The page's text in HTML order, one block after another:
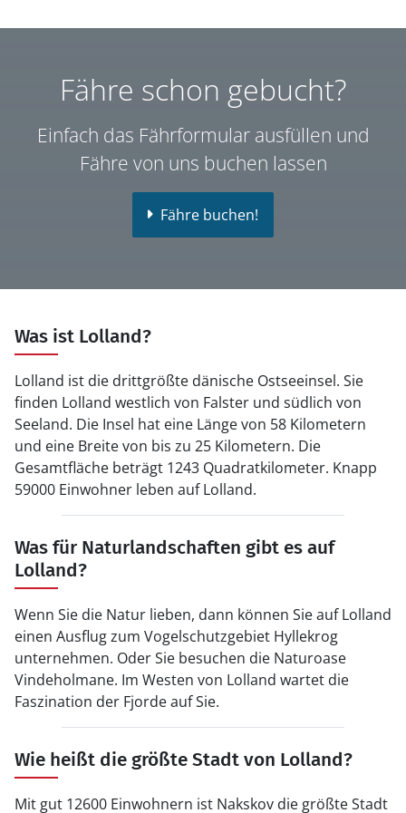
Fähre schon gebucht?
Einfach das Fährformular ausfüllen und
Fähre von uns buchen lassen
Fähre buchen!
Was ist Lolland?
Lolland ist die drittgrößte dänische Ostseeinsel. Sie
finden Lolland westlich von Falster und südlich von
Seeland. Die Insel hat eine Länge von 58 Kilometern
und eine Breite von bis zu 25 Kilometern. Die
Gesamtfläche beträgt 1243 Quadratkilometer. Knapp
59000 Einwohner leben auf Lolland.
Was für Naturlandschaften gibt es auf
Lolland?
Wenn Sie die Natur lieben, dann können Sie auf Lolland
einen Ausflug zum Vogelschutzgebiet Hyllekrog
unternehmen. Oder Sie besuchen die Naturoase
Vindeholmane. Im Westen von Lolland wartet die
Faszination der Fjorde auf Sie.
Wie heißt die größte Stadt von Lolland?
Mit gut 12600 Einwohnern ist Nakskov die größte Stadt